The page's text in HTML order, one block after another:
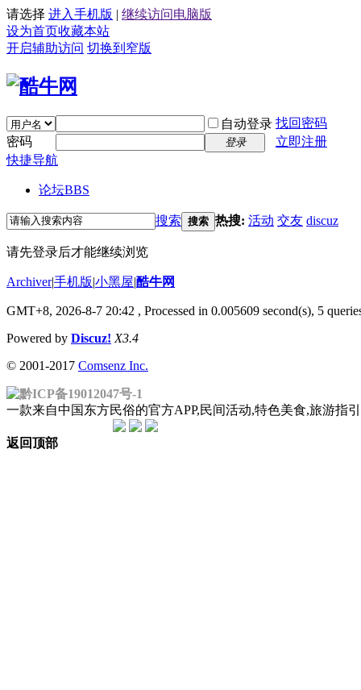
请选择 进入手机版 | 继续访问电脑版
设为首页收藏本站
开启辅助访问 切换到窄版
自动登录 找回密码
密码
登录
立即注册
快捷导航
论坛BBS
搜索 搜索 热搜: 活动 交友 discuz
请先登录后才能继续浏览
Archiver|手机版|小黑屋|酷牛网
GMT+8, 2026-8-7 20:42 , Processed in 0.005609 second(s), 5
Powered by Discuz! X3.4
© 2001-2017 Comsenz Inc.
黔ICP备19012047号-1
一款来自中国东方民俗的官方APP,民间活动,特色美食,旅游
返回顶部